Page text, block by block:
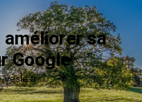
améliorer sa
Google
vesle.fr